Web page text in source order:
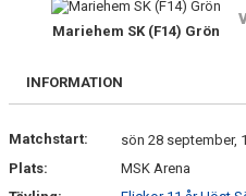
TRUPPEN
BILDGALLERI
KONTAKT
Mariehem SK (F14) Grön
INFORMATION
Matchstart:
sön 28 september,
Plats:
MSK Arena